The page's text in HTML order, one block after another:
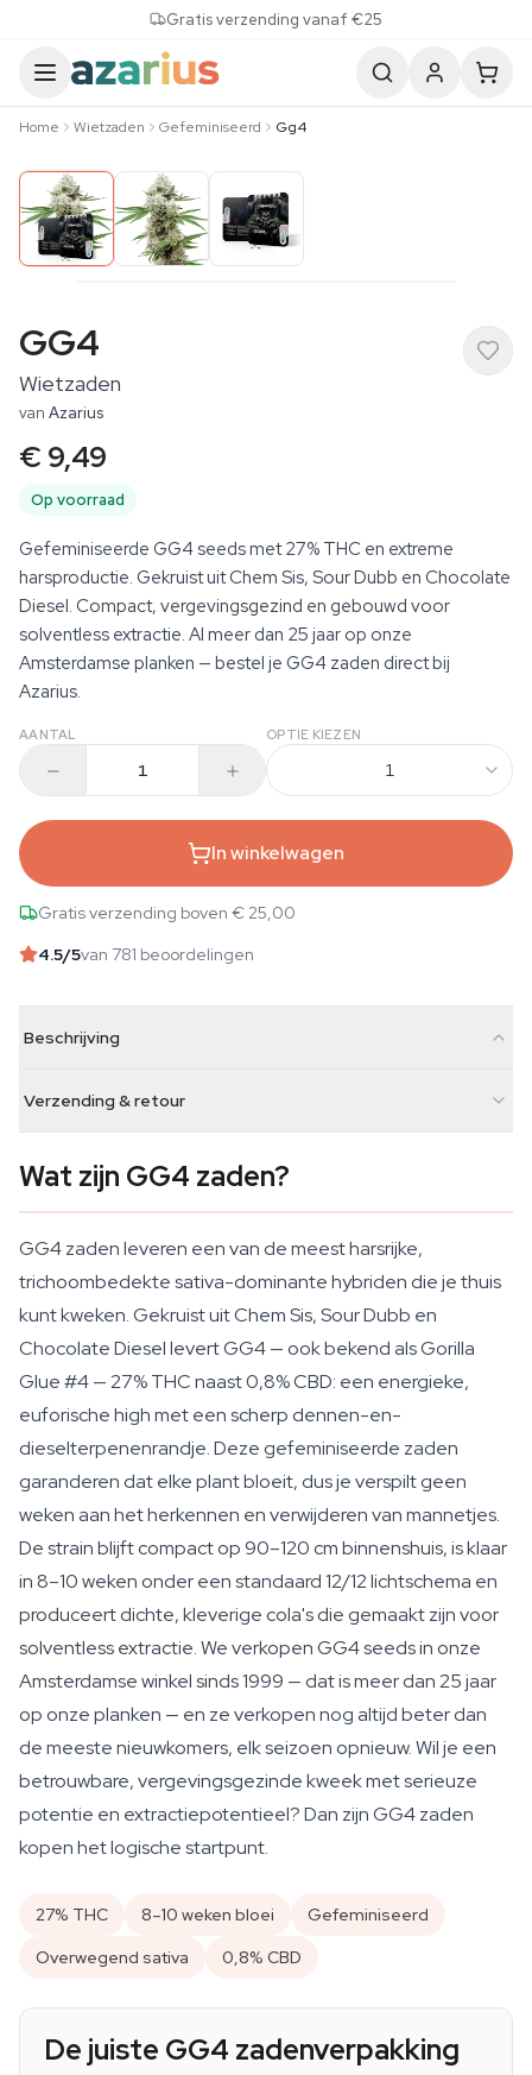
Gratis verzending vanaf €25
Home Wietzaden Gefeminiseerd Gg4
GG4
Wietzaden
van Azarius
€ 9,49
Op voorraad
Gefeminiseerde GG4 seeds met 27% THC en extreme
harsproductie. Gekruist uit Chem Sis, Sour Dubb en Chocolate
Diesel. Compact, vergevingsgezind en gebouwd voor
solventless extractie. Al meer dan 25 jaar op onze
Amsterdamse planken — bestel je GG4 zaden direct bij
Azarius.
AANTAL OPTIE KIEZEN
1
In winkelwagen
Gratis verzending boven € 25,00
4.5/5van 781 beoordelingen
Beschrijving
Verzending & retour
Wat zijn GG4 zaden?
GG4 zaden leveren een van de meest harsrijke,
trichoombedekte sativa-dominante hybriden die je thuis
kunt kweken. Gekruist uit Chem Sis, Sour Dubb en
Chocolate Diesel levert GG4 — ook bekend als Gorilla
Glue #4 — 27% THC naast 0,8% CBD: een energieke,
euforische high met een scherp dennen-en-
dieselterpenenrandje. Deze gefeminiseerde zaden
garanderen dat elke plant bloeit, dus je verspilt geen
weken aan het herkennen en verwijderen van mannetjes.
De strain blijft compact op 90–120 cm binnenshuis, is klaar
in 8–10 weken onder een standaard 12/12 lichtschema en
produceert dichte, kleverige cola's die gemaakt zijn voor
solventless extractie. We verkopen GG4 seeds in onze
Amsterdamse winkel sinds 1999 — dat is meer dan 25 jaar
op onze planken — en ze verkopen nog altijd beter dan
de meeste nieuwkomers, elk seizoen opnieuw. Wil je een
betrouwbare, vergevingsgezinde kweek met serieuze
potentie en extractiepotentieel? Dan zijn GG4 zaden
kopen het logische startpunt.
27% THC 8–10 weken bloei
Gefeminiseerd
Overwegend sativa
0,8% CBD
De juiste GG4 zadenverpakking